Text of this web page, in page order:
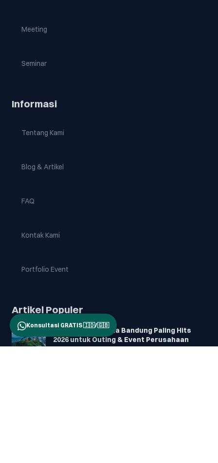
Meeting
Seminar
Informasi
Tentang Kami
Blog & Artikel
FAQ
Kontak Kami
Portfolio Event
Artikel Populer
5 Destinasi Wisata Bandung Paling Hits
2026 untuk Outing & Event Perusahaan
Konsultasi GRATIS 🇮🇩/🇬🇧